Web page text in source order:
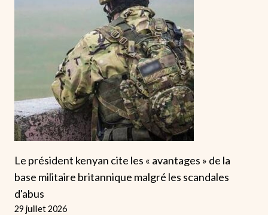
Le président kenyan cite les « avantages » de la
base militaire britannique malgré les scandales
d'abus
29 juillet 2026